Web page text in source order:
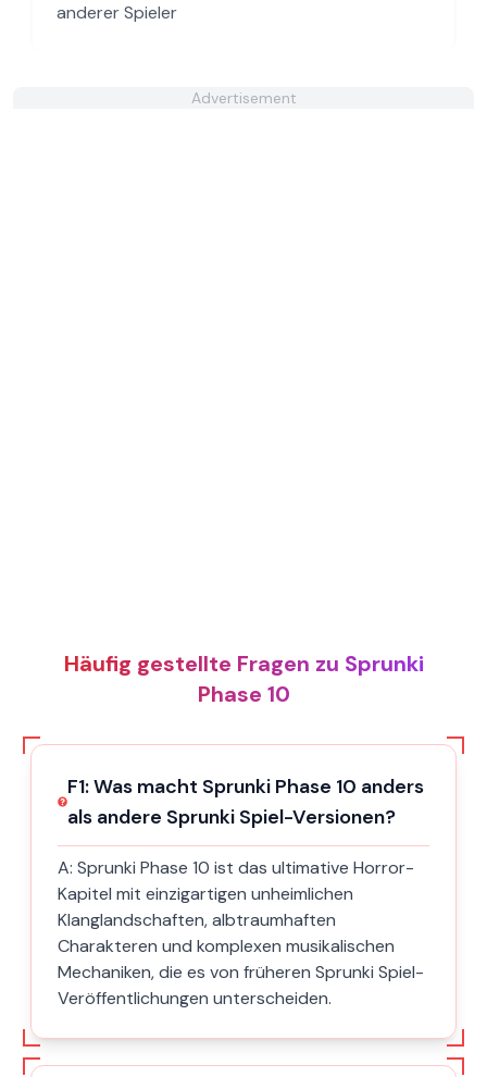
anderer Spieler
Advertisement
Häufig gestellte Fragen zu Sprunki
Phase 10
F1:Was macht Sprunki Phase 10 anders
als andere Sprunki Spiel-Versionen?
A: Sprunki Phase 10 ist das ultimative Horror-
Kapitel mit einzigartigen unheimlichen
Klanglandschaften, albtraumhaften
Charakteren und komplexen musikalischen
Mechaniken, die es von früheren Sprunki Spiel-
Veröffentlichungen unterscheiden.